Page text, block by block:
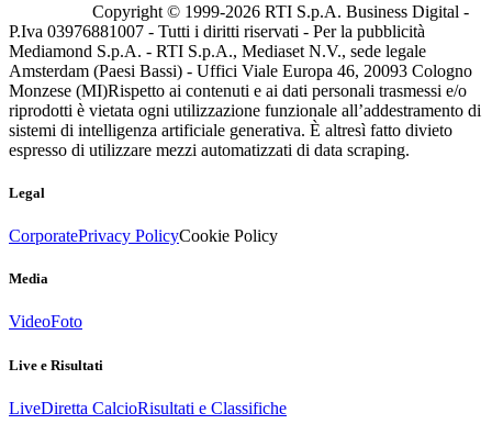
Copyright © 1999-2026 RTI S.p.A. Business Digital -
P.Iva 03976881007 - Tutti i diritti riservati - Per la pubblicità
Mediamond S.p.A. - RTI S.p.A., Mediaset N.V., sede legale
Amsterdam (Paesi Bassi) - Uffici Viale Europa 46, 20093 Cologno
Monzese (MI)Rispetto ai contenuti e ai dati personali trasmessi e/o
riprodotti è vietata ogni utilizzazione funzionale all’addestramento di
sistemi di intelligenza artificiale generativa. È altresì fatto divieto
espresso di utilizzare mezzi automatizzati di data scraping.
Legal
CorporatePrivacy PolicyCookie Policy
Media
VideoFoto
Live e Risultati
LiveDiretta CalcioRisultati e Classifiche